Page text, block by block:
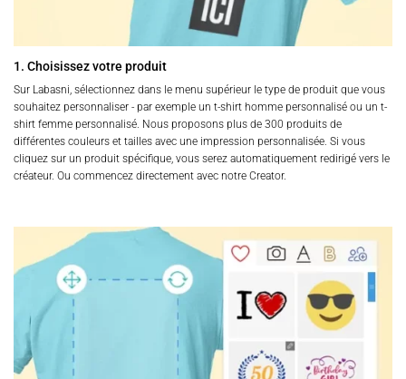
1. Choisissez votre produit
Sur Labasni, sélectionnez dans le menu supérieur le type de produit que vous
souhaitez personnaliser - par exemple un t-shirt homme personnalisé ou un t-
shirt femme personnalisé. Nous proposons plus de 300 produits de
différentes couleurs et tailles avec une impression personnalisée. Si vous
cliquez sur un produit spécifique, vous serez automatiquement redirigé vers le
créateur. Ou commencez directement avec notre Creator.